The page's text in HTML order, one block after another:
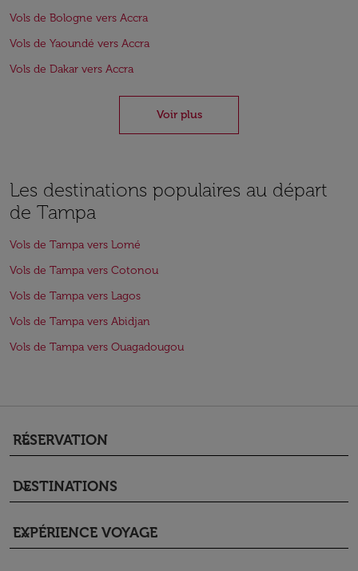
Vols de Bologne vers Accra
Vols de Yaoundé vers Accra
Vols de Dakar vers Accra
Voir plus
Les destinations populaires au départ
de Tampa
Vols de Tampa vers Lomé
Vols de Tampa vers Cotonou
Vols de Tampa vers Lagos
Vols de Tampa vers Abidjan
Vols de Tampa vers Ouagadougou
RÉSERVATION
keyboard_arrow_down
DESTINATIONS
keyboard_arrow_down
EXPÉRIENCE VOYAGE
keyboard_arrow_down